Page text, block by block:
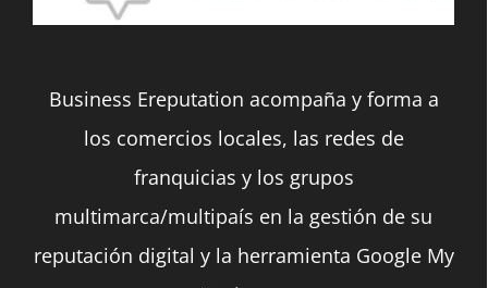
Business Ereputation acompaña y forma a
los comercios locales, las redes de
franquicias y los grupos
multimarca/multipaís en la gestión de su
reputación digital y la herramienta Google My